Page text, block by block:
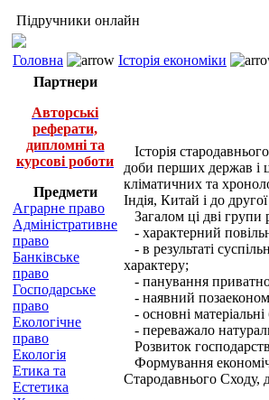
Підручники онлайн
Головна Історія економіки
Партнери
Авторські
реферати,
дипломні та
курсові роботи
Предмети
Аграрне право
Адміністративне
право
Банківське
право
Господарське
право
Екологічне
право
Екологія
Етика та
Естетика
Історія
доби перших держав і
кліматичних та
Індія, Китай і до
Загалом ці дві групи
- характерний
- в результаті
характеру;
- панування
- наявний
- основні
- переважало
Розвиток
Формування
Стародавнього Сходу,